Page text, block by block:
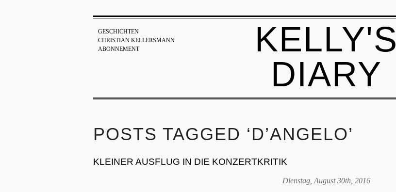
GESCHICHTEN
CHRISTIAN KELLERSMANN
ABONNEMENT
KELLY'S
DIARY
POSTS TAGGED ‘D’ANGELO’
KLEINER AUSFLUG IN DIE KONZERTKRITIK
Dienstag, August 30th, 2016